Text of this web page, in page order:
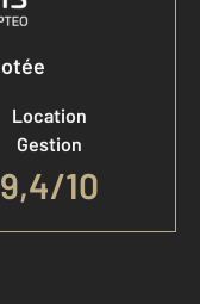
Location
Gestion
9,4/10